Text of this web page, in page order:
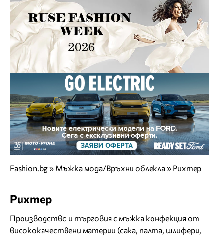
Fashion.bg» Мъжка мода/Връхни облекла» Рихтер
Рихтер
Производство и търговия с мъжка конфекция от
висококачествени материи (сака, палта, шлифери,